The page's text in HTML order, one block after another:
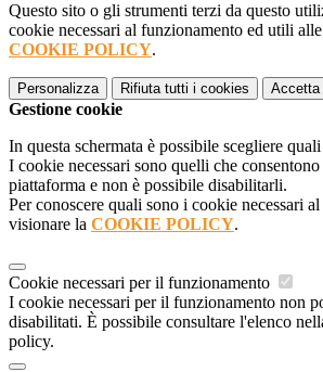
Questo sito o gli strumenti terzi da questo
cookie necessari al funzionamento ed utili
COOKIE POLICY.
Personalizza Rifiuta tutti i cookies Accetta
Gestione cookie
In questa schermata è possibile scegliere
I cookie necessari sono quelli che
piattaforma e non è possibile disabilitarli.
Per conoscere quali sono i cookie necessari
visionare la COOKIE POLICY.
Cookie necessari per il funzionamento
I cookie necessari per il funzionamento non
disabilitati. È possibile consultare l'elenco
policy.